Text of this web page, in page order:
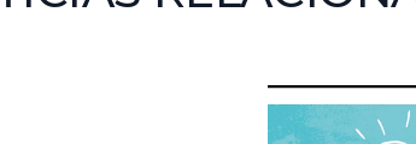
News image